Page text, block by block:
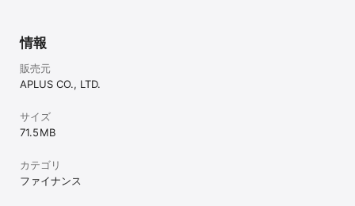
・お店のレジで簡単、スピーディにお買い物をすませたい
くない
・今は少しお金が足りないが、すぐに欲しい物がある
・手早く簡単に友達に送金したい
※一部サービスのご利用には、手数料がかかる場合や本人確認登録が
※Appleのロゴ、Apple Pay、iPhoneはApple Inc.の商標です。
※iPhoneの商標は、アイホン株式会社のライセンスにもとづき使用
されています。
情報
販売元
APLUS CO., LTD.
サイズ
71.5 MB
カテゴリ
ファイナンス